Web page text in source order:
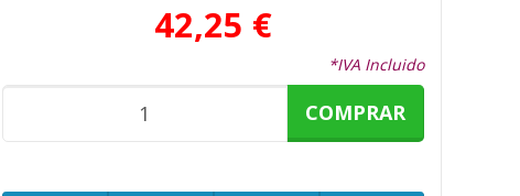
42,25 €
*IVA Incluido
COMPRAR